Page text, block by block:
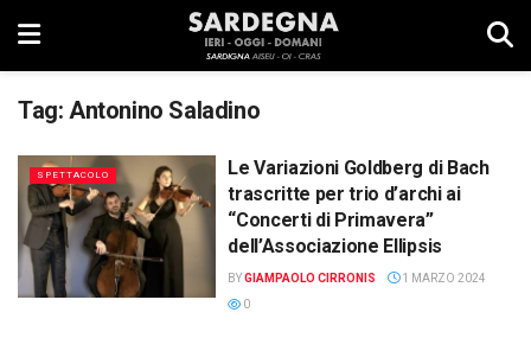
Tag: Antonino Saladino
SPETTACOLO
Le Variazioni Goldberg di Bach
trascritte per trio d’archi ai
“Concerti di Primavera”
dell’Associazione Ellipsis
BYGIAMPAOLO CIRRONIS
1 MARZO 2024
0